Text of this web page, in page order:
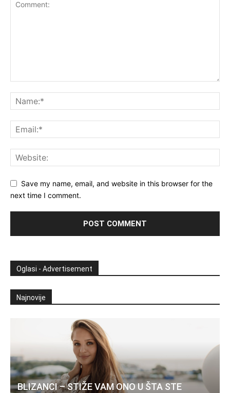
Save my name, email, and website in this browser for the
next time I comment.
Oglasi - Advertisement
Najnovije
BLIZANCI – STIŽE VAM ONO U ŠTA STE